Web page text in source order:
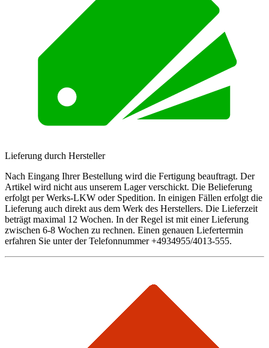
Lieferung durch Hersteller
Nach Eingang Ihrer Bestellung wird die Fertigung beauftragt. Der
Artikel wird nicht aus unserem Lager verschickt. Die Belieferung
erfolgt per Werks-LKW oder Spedition. In einigen Fällen erfolgt die
Lieferung auch direkt aus dem Werk des Herstellers. Die Lieferzeit
beträgt maximal 12 Wochen. In der Regel ist mit einer Lieferung
zwischen 6-8 Wochen zu rechnen. Einen genauen Liefertermin
erfahren Sie unter der Telefonnummer +4934955/4013-555.